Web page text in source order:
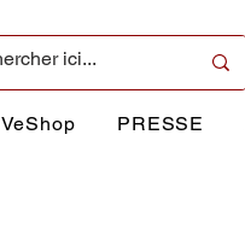
VeShop PRESSE